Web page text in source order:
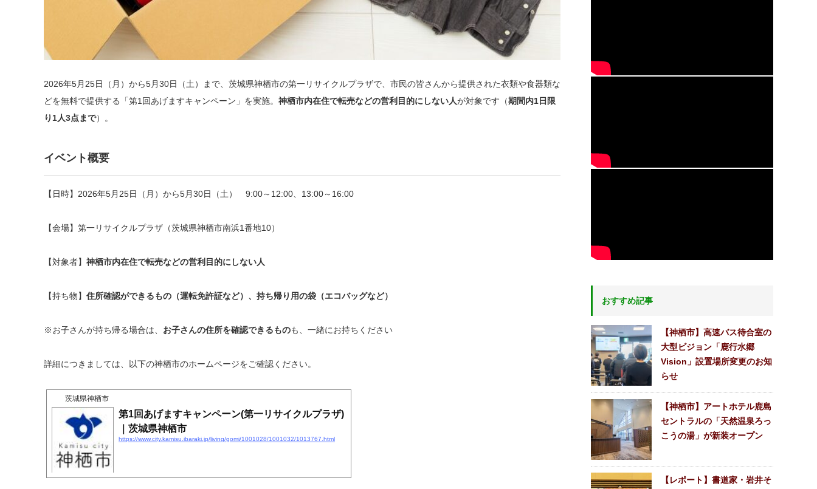
2026年5月25日（月）から5月30日（土）まで、茨城県神栖市の第一リサイクルプラザで、市民の皆さんから提供された衣類や食器類な
どを無料で提供する「第1回あげますキャンペーン」を実施。 神栖市内在住で転売などの営利目的にしない人が対象です（期間内1日限
り1人3点まで）。
イベント概要
【日時】2026年5月25日（月）から5月30日（土） 9:00～12:00、13:00～16:00
【会場】第一リサイクルプラザ（茨城県神栖市南浜1番地10）
【対象者】 神栖市内在住で転売などの営利目的にしない人
【持ち物】 住所確認ができるもの（運転免許証など）、持ち帰り用の袋（エコバッグなど）
※お子さんが持ち帰る場合は、 お子さんの住所を確認できるものも、一緒にお持ちください
詳細につきましては、以下の神栖市のホームページをご確認ください。
茨城県神栖市
第1回あげますキャンペーン(第一リサイクルプラザ)
｜茨城県神栖市
https://www.city.kamisu.ibaraki.jp/living/gomi/1001028/1001032/1013767.html
おすすめ記事
【神栖市】高速バス待合室の
大型ビジョン「鹿行水郷
Vision」設置場所変更のお知
らせ
【神栖市】アートホテル鹿島
セントラルの「天然温泉ろっ
こうの湯」が新装オープン
【レポート】書道家・岩井そ